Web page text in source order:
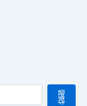
搜
尋